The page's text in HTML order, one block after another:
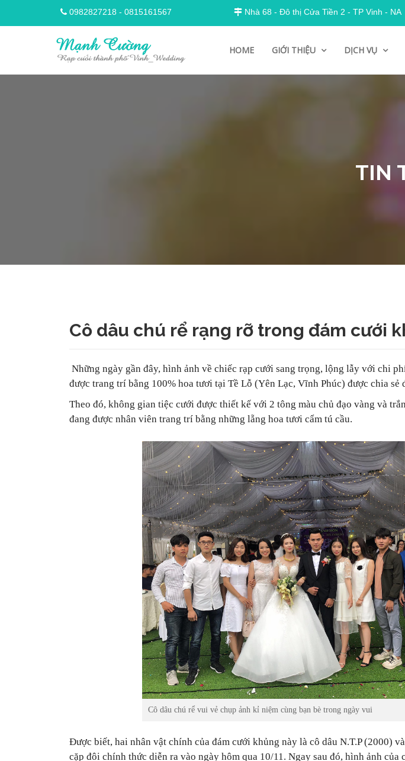
0982827218 - 0815161567 Nhà 68 - Đô thị Cửa Tiền 2 - TP Vinh - NA
HOME GIỚI THIỆU DỊCH VỤ
TIN
Cô dâu chú rể rạng rỡ trong đám cưới
Những ngày gần đây, hình ảnh về chiếc rạp cưới sang trọng, lộng lẫy với chi
được trang trí bằng 100% hoa tươi tại Tề Lỗ (Yên Lạc, Vĩnh Phúc) được chia sẻ
Theo đó, không gian tiệc cưới được thiết kế với 2 tông màu chủ đạo vàng và
đang được nhân viên trang trí bằng những lẵng hoa tươi cẩm tú cầu.
Cô dâu chú rể vui vẻ chụp ảnh kỉ niệm cùng bạn bè trong ngày vui
Được biết, hai nhân vật chính của đám cưới khủng này là cô dâu N.T.P (2000)
cặp đôi chính thức diễn ra vào ngày hôm qua 10/11. Ngay sau đó, hình ảnh của